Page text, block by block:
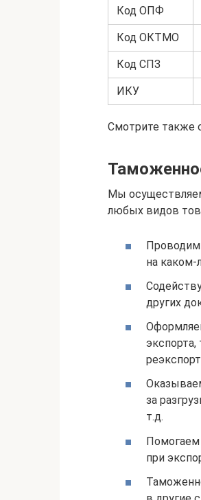
Код ОПФ
Код ОКТМО
Код СПЗ
ИКУ
Смотрите
Мы
любых видов
Проводим
на каком-
других
за
т.д.
Помогаем
при